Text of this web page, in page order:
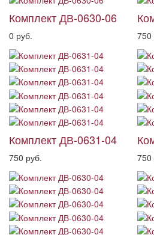
Комплект ДВ-0630-06
0 руб. 750
Комплект ДВ-0631-04
750 руб. 750